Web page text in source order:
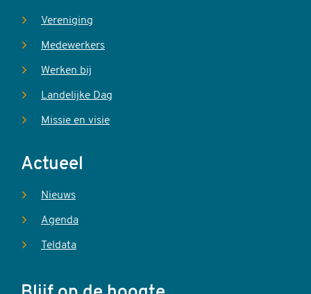
Vereniging
Medewerkers
Werken bij
Landelijke Dag
Missie en visie
Actueel
Nieuws
Agenda
Teldata